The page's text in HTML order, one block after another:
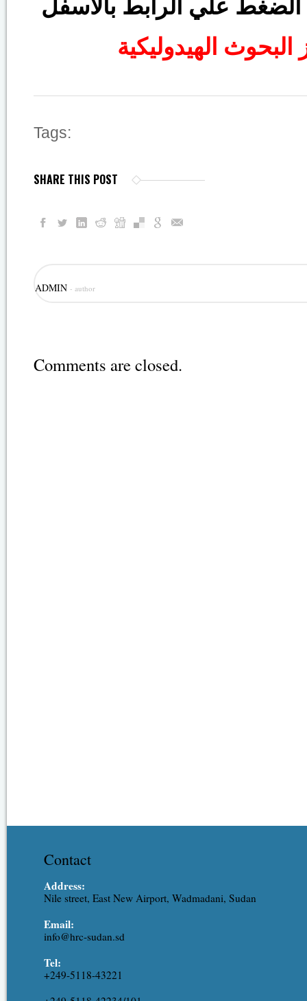
الهيدوليكية
Tags:
SHARE THIS POST
ADMIN - author
Comments are closed.
Contact
Address:
Nile street, East New Airport, Wadmadani, Sudan
Email:
info@hrc-sudan.sd
Tel:
+249-5118-43221